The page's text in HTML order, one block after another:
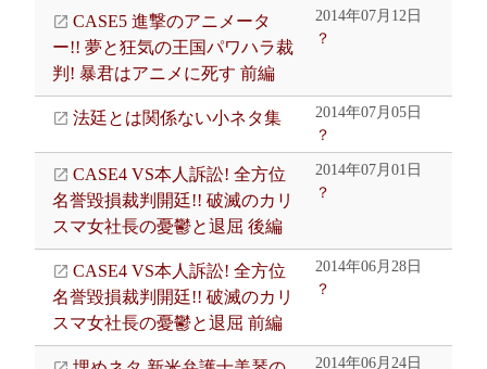
CASE5 進撃のアニメータ
ー!! 夢と狂気の王国パワハラ裁
判! 暴君はアニメに死す 前編
2014年07月12日
？
法廷とは関係ない小ネタ集
2014年07月05日
？
CASE4 VS本人訴訟! 全方位
名誉毀損裁判開廷!! 破滅のカリ
スマ女社長の憂鬱と退屈 後編
2014年07月01日
？
CASE4 VS本人訴訟! 全方位
名誉毀損裁判開廷!! 破滅のカリ
スマ女社長の憂鬱と退屈 前編
2014年06月28日
？
2014年06月24日